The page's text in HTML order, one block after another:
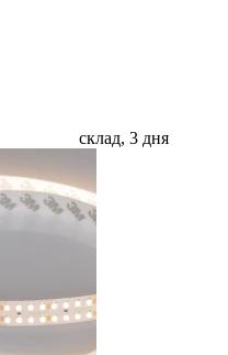
склад, 3 дня